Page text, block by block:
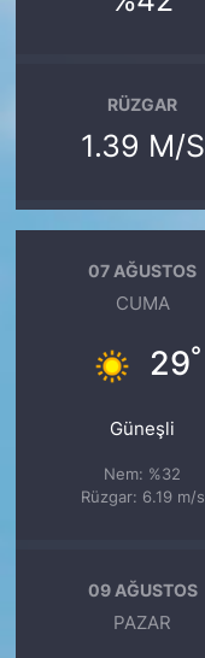
RÜZGAR
1.39 M/S
07 AĞUSTOS
CUMA
29°
Güneşli
Nem: %32
Rüzgar: 6.19 m/s
09 AĞUSTOS
PAZAR